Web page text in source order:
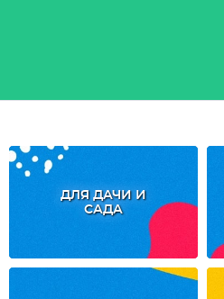
ДЛЯ ДАЧИ И
САДА